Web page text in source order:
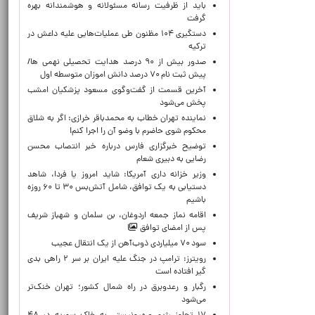
باید از ظرفیت رسانه مسئولانه و هوشمندانه بهره
گرفت
دستگیری ۱۰۴ مظنون طی عملیات‌هایی علیه داعش در
ترکیه
صدور بیش از ۹۰ درصد هدایت تحصیلی نهمی ها/
پیش ثبت نام ۷۰ درصد دانش اموزان متوسطه اول
آخرین قسمت از گفت‌وگوی مسعود پزشکیان امشب
پخش می‌شود
نماینده تهران خطاب به محمدباقر خرازی: اگر به شلاق
محکوم شوی حاضرم با وضو آن را اجرا کنم!
توضیح خبرگزاری فارس درباره خبر انتصاب محسن
رضایی به دبیری شعام
وزیر خزانه داری آمریکا: شاید امروز یا فردا، شاهد
دستیابی به یک توافق، شامل آتش‌بس ۳۰ تا ۶۰ روزه
باشیم
اقامه نماز جمعه اردوغان، بن ‌سلمان و شهباز شریف
پس از امضای توافق
سود ۷۰ میلیاردی ذوب‌آهن از یک انتقال عجیب
رویترز: ترامپ در جنگ علیه ایران بر سر ۲ راهی بدی
گیر افتاده است
رگبار و رعدوبرق در راه شمال کشور؛ تهران خنک‌تر
می‌شود